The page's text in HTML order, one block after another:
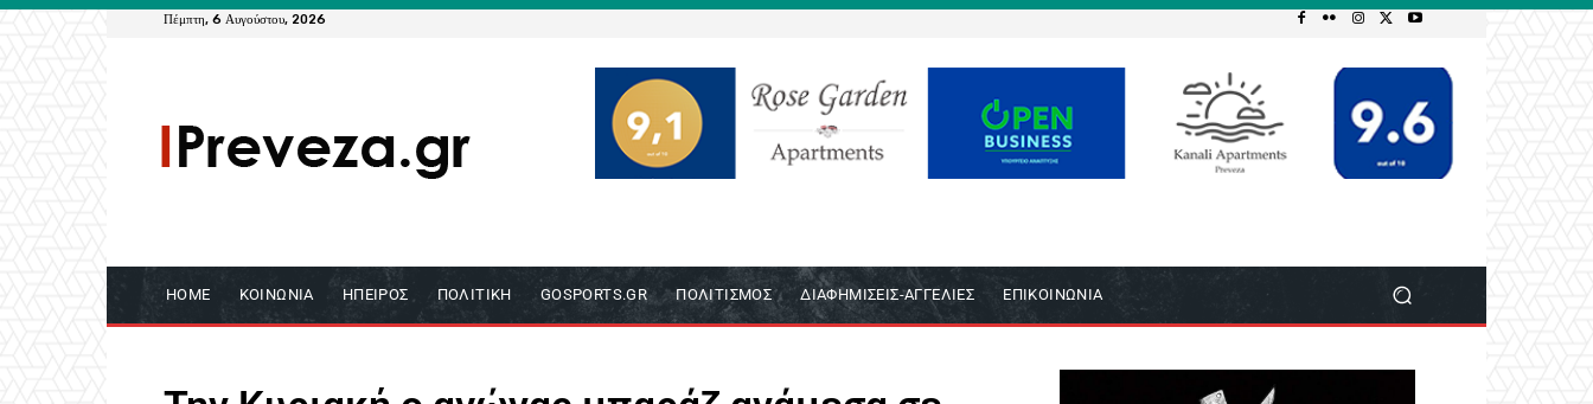
Πέμπτη, 6 Αυγούστου, 2026
HOME ΚΟΙΝΩΝΊΑ ΉΠΕΙΡΟΣ ΠΟΛΙΤΙΚΉ GOSPORTS.GR ΠΟΛΙΤΙΣΜΌΣ ΔΙΑΦΗΜΊΣΕΙΣ-ΑΓΓΕΛΊΕΣ ΕΠΙΚΟΙΝΩΝΙΑ